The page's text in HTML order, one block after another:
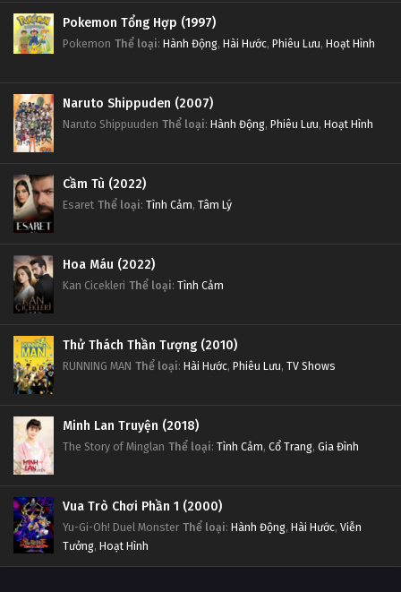
Pokemon Tổng Hợp (1997)
Pokemon Thể loại: Hành Động, Hài Hước, Phiêu Lưu, Hoạt Hình
Naruto Shippuden (2007)
Naruto Shippuuden Thể loại: Hành Động, Phiêu Lưu, Hoạt Hình
Cầm Tù (2022)
Esaret Thể loại: Tình Cảm, Tâm Lý
Hoa Máu (2022)
Kan Cicekleri Thể loại: Tình Cảm
Thử Thách Thần Tượng (2010)
RUNNING MAN Thể loại: Hài Hước, Phiêu Lưu, TV Shows
Minh Lan Truyện (2018)
The Story of Minglan Thể loại: Tình Cảm, Cổ Trang, Gia Đình
Vua Trò Chơi Phần 1 (2000)
Yu-Gi-Oh! Duel Monster Thể loại: Hành Động, Hài Hước, Viễn
Tưởng, Hoạt Hình